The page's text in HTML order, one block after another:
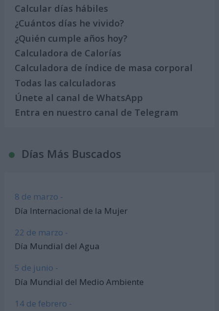
Calcular días hábiles
¿Cuántos días he vivido?
¿Quién cumple años hoy?
Calculadora de Calorías
Calculadora de índice de masa corporal
Todas las calculadoras
Únete al canal de WhatsApp
Entra en nuestro canal de Telegram
Días Más Buscados
8 de marzo -
Día Internacional de la Mujer
22 de marzo -
Día Mundial del Agua
5 de junio -
Día Mundial del Medio Ambiente
14 de febrero -